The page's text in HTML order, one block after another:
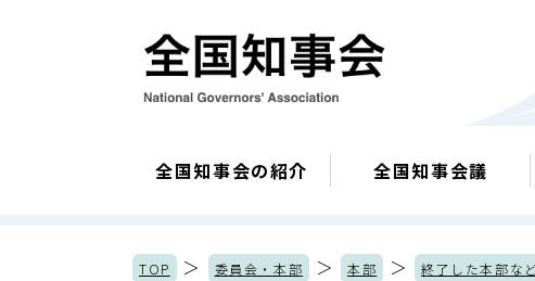
全国知事会の紹介 全国知事会議
TOP ＞ 委員会・本部 ＞ 本部 ＞ 終了した本部な